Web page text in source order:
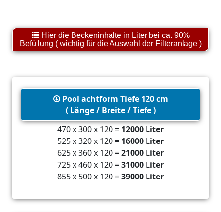
Hier die Beckeninhalte in Liter bei ca. 90%
Befüllung ( wichtig für die Auswahl der Filteranlage )
Pool achtform Tiefe 120 cm
( Länge / Breite / Tiefe )
470 x 300 x 120 = 12000 Liter
525 x 320 x 120 = 16000 Liter
625 x 360 x 120 =21000 Liter
725 x 460 x 120 =31000 Liter
855 x 500 x 120 =39000 Liter